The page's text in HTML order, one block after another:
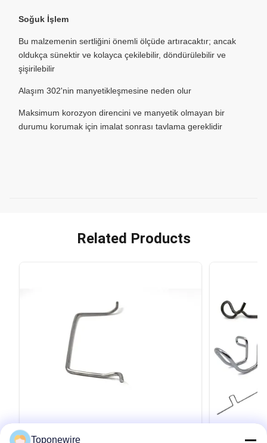
Soğuk İşlem
Bu malzemenin sertliğini önemli ölçüde artıracaktır; ancak
oldukça sünektir ve kolayca çekilebilir, döndürülebilir ve
şişirilebilir
Alaşım 302'nin manyetikleşmesine neden olur
Maksimum korozyon direncini ve manyetik olmayan bir
durumu korumak için imalat sonrası tavlama gereklidir
Related Products
Toponewire